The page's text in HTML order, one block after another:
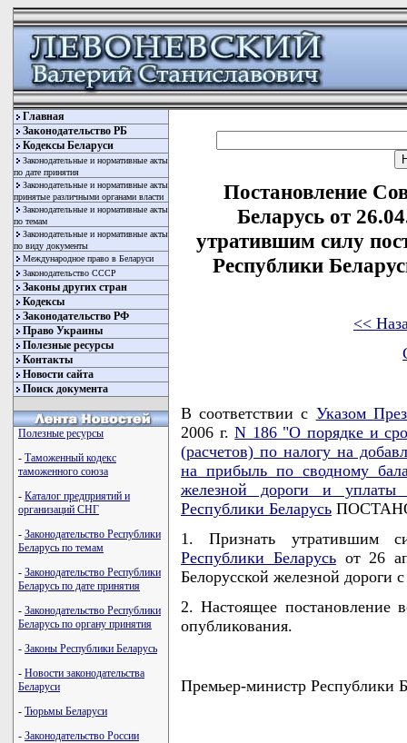
Главная
Законодательство РБ
Кодексы Беларуси
Законодательные и нормативные акты
по дате принятия
Законодательные и нормативные акты
принятые различными органами власти
Законодательные и нормативные акты
по темам
Законодательные и нормативные акты
по виду документы
Международное право в Беларуси
Законодательство СССР
Законы других стран
Кодексы
Законодательство РФ
Право Украины
Полезные ресурсы
Контакты
Новости сайта
Поиск документа
Полезные ресурсы
- Таможенный кодекс
таможенного союза
- Каталог предприятий и
организаций СНГ
- Законодательство Республики
Беларусь по темам
- Законодательство Республики
Беларусь по дате принятия
- Законодательство Республики
Беларусь по органу принятия
- Законы Республики Беларусь
- Новости законодательства
Беларуси
- Тюрьмы Беларуси
- Законодательство России
Постановление
Беларусь от
утратившим силу
Республики
<<
В соответствии с Указом
2006 г.N 186 "О порядке и
(расчетов) по налогу на
на прибыль по сводному
железной дороги и уплаты
Республики Беларусь
1. Признать утратившим
Республики Беларусьот 26
Белорусской железной дороги
2. Настоящее постановление
опубликования.
Премьер-министр